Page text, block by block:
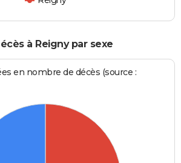
à Reigny par sexe
en nombre de décès (source :